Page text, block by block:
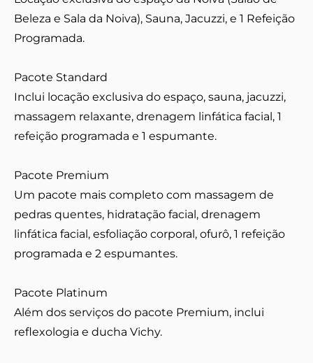
Beleza e Sala da Noiva), Sauna, Jacuzzi, e 1 Refeição
Programada.
Pacote Standard
Inclui locação exclusiva do espaço, sauna, jacuzzi,
massagem relaxante, drenagem linfática facial, 1
refeição programada e 1 espumante.
Pacote Premium
Um pacote mais completo com massagem de
pedras quentes, hidratação facial, drenagem
linfática facial, esfoliação corporal, ofurô, 1 refeição
programada e 2 espumantes.
Pacote Platinum
Além dos serviços do pacote Premium, inclui
reflexologia e ducha Vichy.